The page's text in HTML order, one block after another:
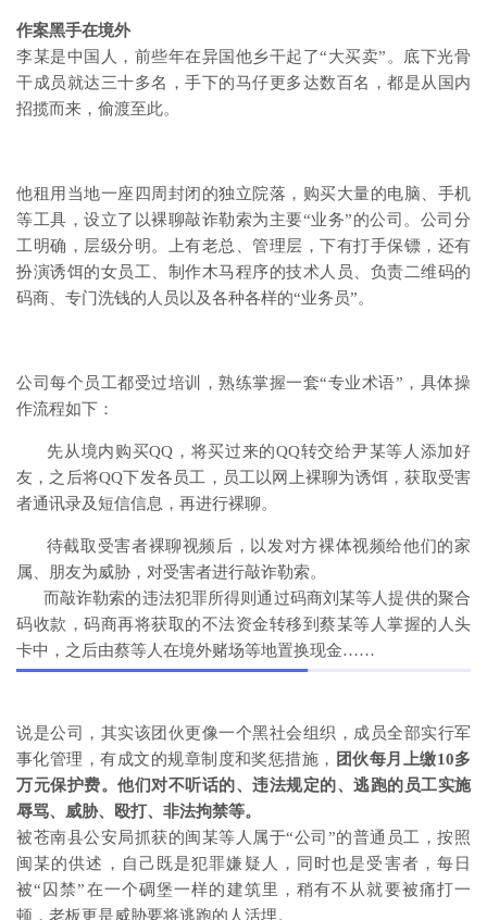
作案黑手在境外
李某是中国人，前些年在异国他乡干起了“大买卖”。底下光骨
干成员就达三十多名，手下的马仔更多达数百名，都是从国内
招揽而来，偷渡至此。
他租用当地一座四周封闭的独立院落，购买大量的电脑、手机
等工具，设立了以裸聊敲诈勒索为主要“业务”的公司。公司分
工明确，层级分明。上有老总、管理层，下有打手保镖，还有
扮演诱饵的女员工、制作木马程序的技术人员、负责二维码的
码商、专门洗钱的人员以及各种各样的“业务员”。
公司每个员工都受过培训，熟练掌握一套“专业术语”，具体操
作流程如下：
先从境内购买QQ，将买过来的QQ转交给尹某等人添加好
友，之后将QQ下发各员工，员工以网上裸聊为诱饵，获取受害
者通讯录及短信信息，再进行裸聊。
待截取受害者裸聊视频后，以发对方裸体视频给他们的家
属、朋友为威胁，对受害者进行敲诈勒索。
而敲诈勒索的违法犯罪所得则通过码商刘某等人提供的聚合
码收款，码商再将获取的不法资金转移到蔡某等人掌握的人头
卡中，之后由蔡等人在境外赌场等地置换现金……
说是公司，其实该团伙更像一个黑社会组织，成员全部实行军
事化管理，有成文的规章制度和奖惩措施，
团伙每月上缴10多
万元保护费。他们对不听话的、违法规定的、逃跑的员工实施
辱骂、威胁、殴打、非法拘禁等。
被苍南县公安局抓获的闽某等人属于“公司”的普通员工，按照
闽某的供述，自己既是犯罪嫌疑人，同时也是受害者，每日
被“囚禁”在一个碉堡一样的建筑里，稍有不从就要被痛打一
顿，老板更是威胁要将逃跑的人活埋。